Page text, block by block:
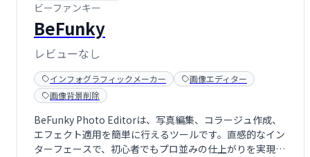
ビーファンキー
BeFunky
レビューなし
インフォグラフィックメーカー
画像エディター
画像背景削除
BeFunky Photo Editorは、写真編集、コラージュ作成、
エフェクト適用を簡単に行えるツールです。直感的なイン
ターフェースで、初心者でもプロ並みの仕上がりを実現で